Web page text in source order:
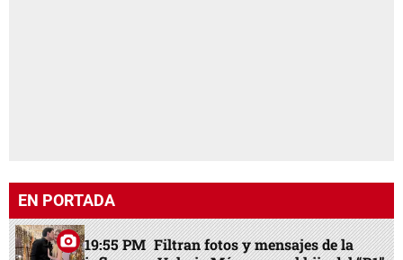
EN PORTADA
19:55 PM Filtran fotos y mensajes de la